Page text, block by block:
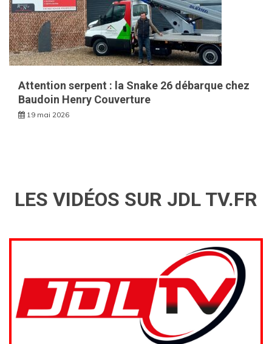
Attention serpent : la Snake 26 débarque chez
Baudoin Henry Couverture
19 mai 2026
LES VIDÉOS SUR JDL TV.FR